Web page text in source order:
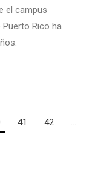
el campus
Puerto Rico ha
41 42
…